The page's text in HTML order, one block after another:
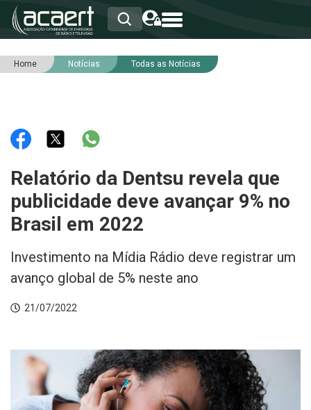
HOME
RNA
NOTÍCIAS
SERVIÇOS
INTEGRIDADE
Home Notícias Todas as Notícias
Relatório da Dentsu revela que
publicidade deve avançar 9% no
Brasil em 2022
Investimento na Mídia Rádio deve registrar um
avanço global de 5% neste ano
21/07/2022